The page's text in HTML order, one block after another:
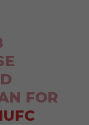
FOR